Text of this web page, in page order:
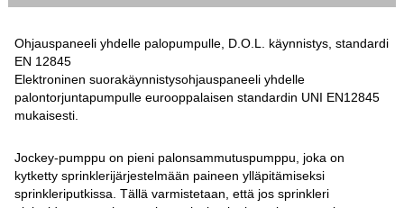
Ohjauspaneeli yhdelle palopumpulle, D.O.L. käynnistys, standardi
EN 12845
Elektroninen suorakäynnistysohjauspaneeli yhdelle
palontorjuntapumpulle eurooppalaisen standardin UNI EN12845
mukaisesti.
Jockey-pumppu on pieni palonsammutuspumppu, joka on
kytketty sprinklerijärjestelmään paineen ylläpitämiseksi
sprinkleriputkissa. Tällä varmistetaan, että jos sprinkleri